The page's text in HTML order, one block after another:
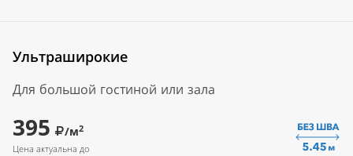
Ультраширокие
Для большой гостиной или зала
395 /м2
Цена актуальна до